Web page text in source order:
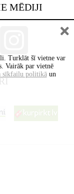
MĒDIJI
Turklāt šī vietne var
Vairāk par vietnē
sīkfailu politikāun